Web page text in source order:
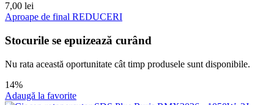
7,00 lei
Aproape de final REDUCERI
Stocurile se epuizează curând
Nu rata această oportunitate cât timp produsele sunt disponibile.
14%
Adaugă la favorite